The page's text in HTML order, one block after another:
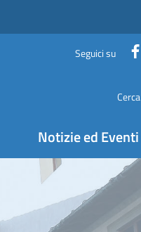
Seguici su
Cerca
Notizie ed Eventi